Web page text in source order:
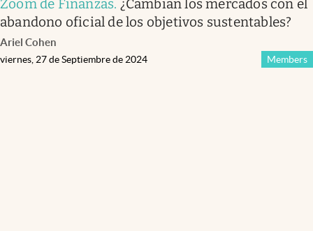
Zoom de Finanzas. ¿Cambian los mercados con el
abandono oficial de los objetivos sustentables?
Ariel Cohen
Members
viernes, 27 de Septiembre de 2024